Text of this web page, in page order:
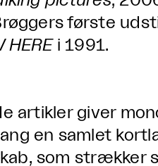
første
HEREi 1991.
artikler giver
en samlet
som strækker